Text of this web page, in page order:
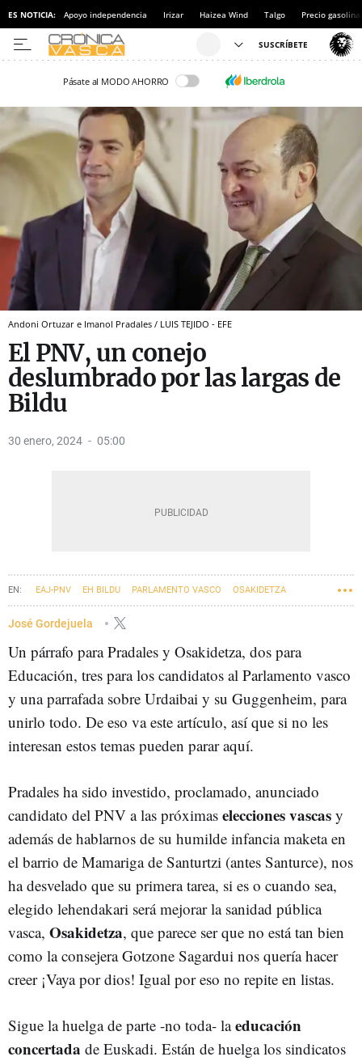
ES NOTICIA: Apoyo independencia Irizar Haizea Wind Talgo Precio gasolina
Pásate al MODO AHORRO
Andoni Ortuzar e Imanol Pradales / LUIS TEJIDO - EFE
El PNV, un conejo
deslumbrado por las largas de
Bildu
30 enero, 2024 05:00
EAJ-PNV EH BILDU PARLAMENTO VASCO OSAKIDETZA
EDUCACIÓN GUGGENHEIM
José Gordejuela
Un párrafo para Pradales y Osakidetza, dos para
Educación, tres para los candidatos al Parlamento vasco
y una parrafada sobre Urdaibai y su Guggenheim, para
unirlo todo. De eso va este artículo, así que si no les
interesan estos temas pueden parar aquí.
Pradales ha sido investido, proclamado, anunciado
candidato del PNV a las próximas elecciones vascas y
además de hablarnos de su humilde infancia maketa en
el barrio de Mamariga de Santurtzi (antes Santurce), nos
ha desvelado que su primera tarea, si es o cuando sea,
elegido lehendakari será mejorar la sanidad pública
vasca, Osakidetza, que parece ser que no está tan bien
como la consejera Gotzone Sagardui nos quería hacer
creer ¡Vaya por dios! Igual por eso no repite en listas.
Sigue la huelga de parte -no toda- laeducación
concertada de Euskadi. Están de huelga los sindicatos